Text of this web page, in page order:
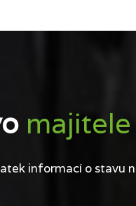
majitele
informací o stavu